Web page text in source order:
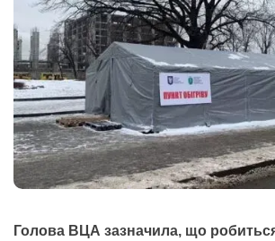
Голова ВЦА зазначила, що